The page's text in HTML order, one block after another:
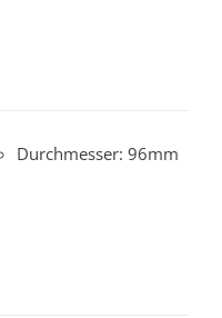
Durchmesser: 96mm